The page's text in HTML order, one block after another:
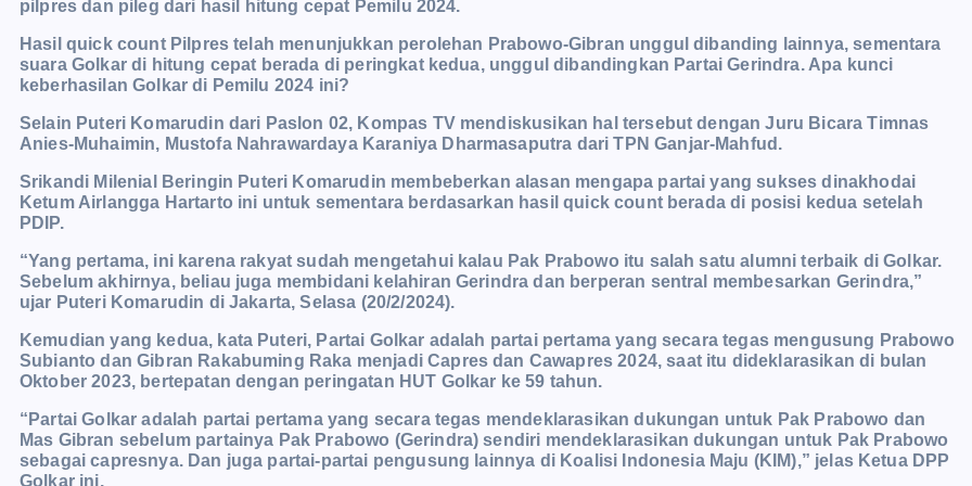
pilpres dan pileg dari hasil hitung cepat Pemilu 2024.
Hasil quick count Pilpres telah menunjukkan perolehan Prabowo-Gibran unggul dibanding lainnya, sementara
suara Golkar di hitung cepat berada di peringkat kedua, unggul dibandingkan Partai Gerindra. Apa kunci
keberhasilan Golkar di Pemilu 2024 ini?
Selain Puteri Komarudin dari Paslon 02, Kompas TV mendiskusikan hal tersebut dengan Juru Bicara Timnas
Anies-Muhaimin, Mustofa Nahrawardaya Karaniya Dharmasaputra dari TPN Ganjar-Mahfud.
Srikandi Milenial Beringin Puteri Komarudin membeberkan alasan mengapa partai yang sukses dinakhodai
Ketum Airlangga Hartarto ini untuk sementara berdasarkan hasil quick count berada di posisi kedua setelah
PDIP.
“Yang pertama, ini karena rakyat sudah mengetahui kalau Pak Prabowo itu salah satu alumni terbaik di Golkar.
Sebelum akhirnya, beliau juga membidani kelahiran Gerindra dan berperan sentral membesarkan Gerindra,”
ujar Puteri Komarudin di Jakarta, Selasa (20/2/2024).
Kemudian yang kedua, kata Puteri, Partai Golkar adalah partai pertama yang secara tegas mengusung Prabowo
Subianto dan Gibran Rakabuming Raka menjadi Capres dan Cawapres 2024, saat itu dideklarasikan di bulan
Oktober 2023, bertepatan dengan peringatan HUT Golkar ke 59 tahun.
“Partai Golkar adalah partai pertama yang secara tegas mendeklarasikan dukungan untuk Pak Prabowo dan
Mas Gibran sebelum partainya Pak Prabowo (Gerindra) sendiri mendeklarasikan dukungan untuk Pak Prabowo
sebagai capresnya. Dan juga partai-partai pengusung lainnya di Koalisi Indonesia Maju (KIM),” jelas Ketua DPP
Golkar ini.